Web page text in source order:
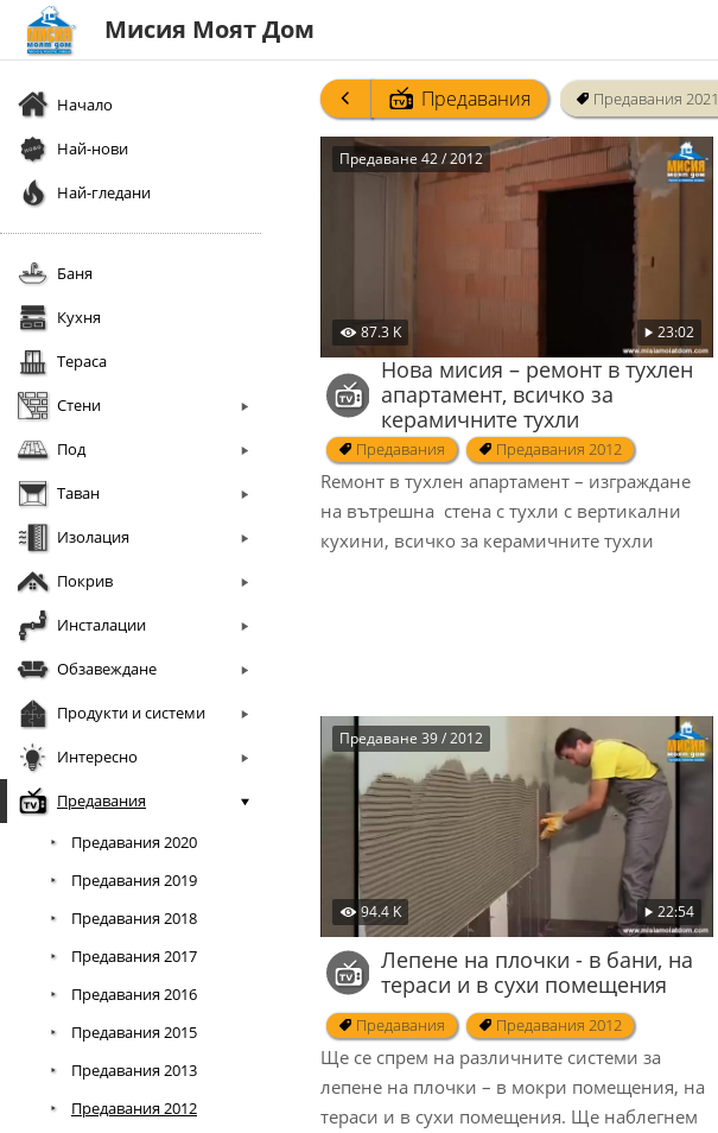
Мисия Моят Дом
Начало
Най-нови
Най-гледани
Баня
Кухня
Тераса
Стени
Под
Таван
Изолация
Покрив
Инсталации
Обзавеждане
Продукти и системи
Интересно
Предавания
Предавания 2020
Предавания 2019
Предавания 2018
Предавания 2017
Предавания 2016
Предавания 2015
Предавания 2013
Предавания 2012
Предавания Предавания 2021
87.3 K 23:02
Предаване 42 / 2012
Нова мисия – ремонт в тухлен
апартамент, всичко за
керамичните тухли
Предавания Предавания 2012
Rемонт в тухлен апартамент – изграждане
на вътрешна стена с тухли с вертикални
кухини, всичко за керамичните тухли
94.4 K 22:54
Предаване 39 / 2012
Лепене на плочки - в бани, на
тераси и в сухи помещения
Предавания Предавания 2012
Ще се спрем на различните системи за
лепене на плочки – в мокри помещения, на
тераси и в сухи помещения. Ще наблегнем